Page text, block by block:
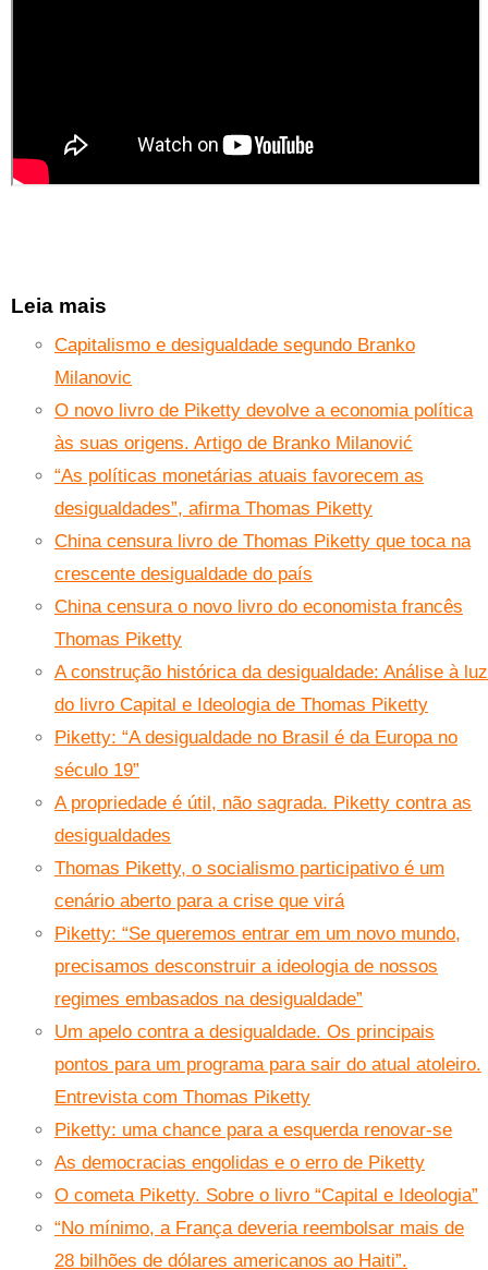
Leia mais
Capitalismo e desigualdade segundo Branko
Milanovic
O novo livro de Piketty devolve a economia política
às suas origens. Artigo de Branko Milanović
“As políticas monetárias atuais favorecem as
desigualdades”, afirma Thomas Piketty
China censura livro de Thomas Piketty que toca na
crescente desigualdade do país
China censura o novo livro do economista francês
Thomas Piketty
A construção histórica da desigualdade: Análise à luz
do livro Capital e Ideologia de Thomas Piketty
Piketty: “A desigualdade no Brasil é da Europa no
século 19”
A propriedade é útil, não sagrada. Piketty contra as
desigualdades
Thomas Piketty, o socialismo participativo é um
cenário aberto para a crise que virá
Piketty: “Se queremos entrar em um novo mundo,
precisamos desconstruir a ideologia de nossos
regimes embasados na desigualdade”
Um apelo contra a desigualdade. Os principais
pontos para um programa para sair do atual atoleiro.
Entrevista com Thomas Piketty
Piketty: uma chance para a esquerda renovar-se
As democracias engolidas e o erro de Piketty
O cometa Piketty. Sobre o livro “Capital e Ideologia”
“No mínimo, a França deveria reembolsar mais de
28 bilhões de dólares americanos ao Haiti”.